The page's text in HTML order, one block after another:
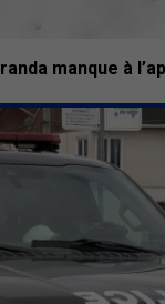
manque à